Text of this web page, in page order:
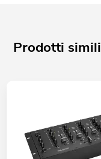
Prodotti simili